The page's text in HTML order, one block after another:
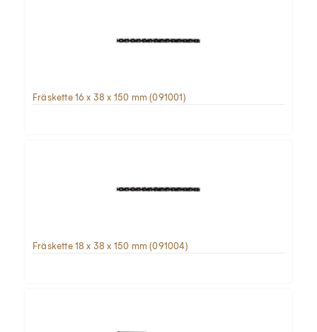
Fräskette 16 x 38 x 150 mm (091001)
Fräskette 18 x 38 x 150 mm (091004)